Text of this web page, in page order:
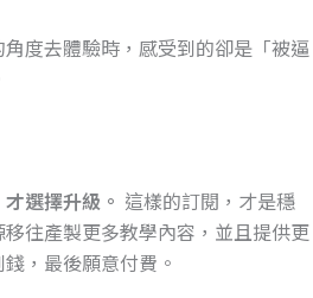
度去體驗時，感受到的卻是「被逼
選擇升級。 這樣的訂閱，才是穩
往產製更多教學內容，並且提供更
，最後願意付費。